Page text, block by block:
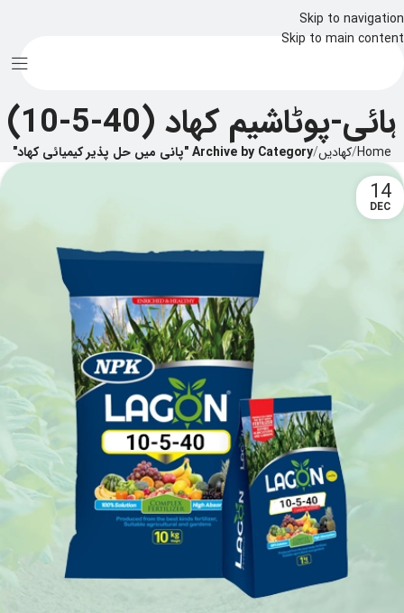
Skip to navigation
Skip to main content
ہائی-پوٹاشیم کھاد (40-5-10)
Home
/کھادیں/Archive by Category "پانی میں حل پذیر کیمیائی کھاد"
14
DEC